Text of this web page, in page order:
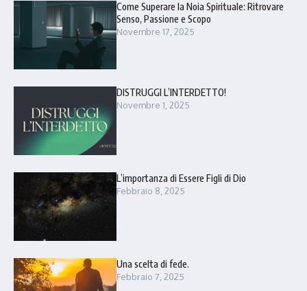
Come Superare la Noia Spirituale: Ritrovare
Senso, Passione e Scopo
Novembre 17, 2025
DISTRUGGI L’INTERDETTO!
Novembre 1, 2025
L’importanza di Essere Figli di Dio
Febbraio 8, 2025
Una scelta di fede.
Febbraio 7, 2025